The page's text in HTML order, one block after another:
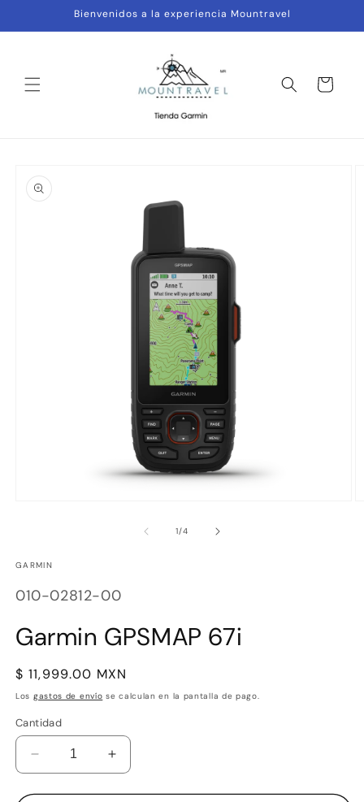
directamente
al contenido
Bienvenidos a la experiencia Mountravel
Carrito
información
una
modal
1/de
4
GARMIN
SKU:
010-02812-00
Garmin GPSMAP 67i
Precio
habitual
$ 11,999.00 MXN
Los gastos de envío se calculan en la pantalla de pago.
Cantidad
Reducir
cantidad
para
Aumentar
cantidad
para